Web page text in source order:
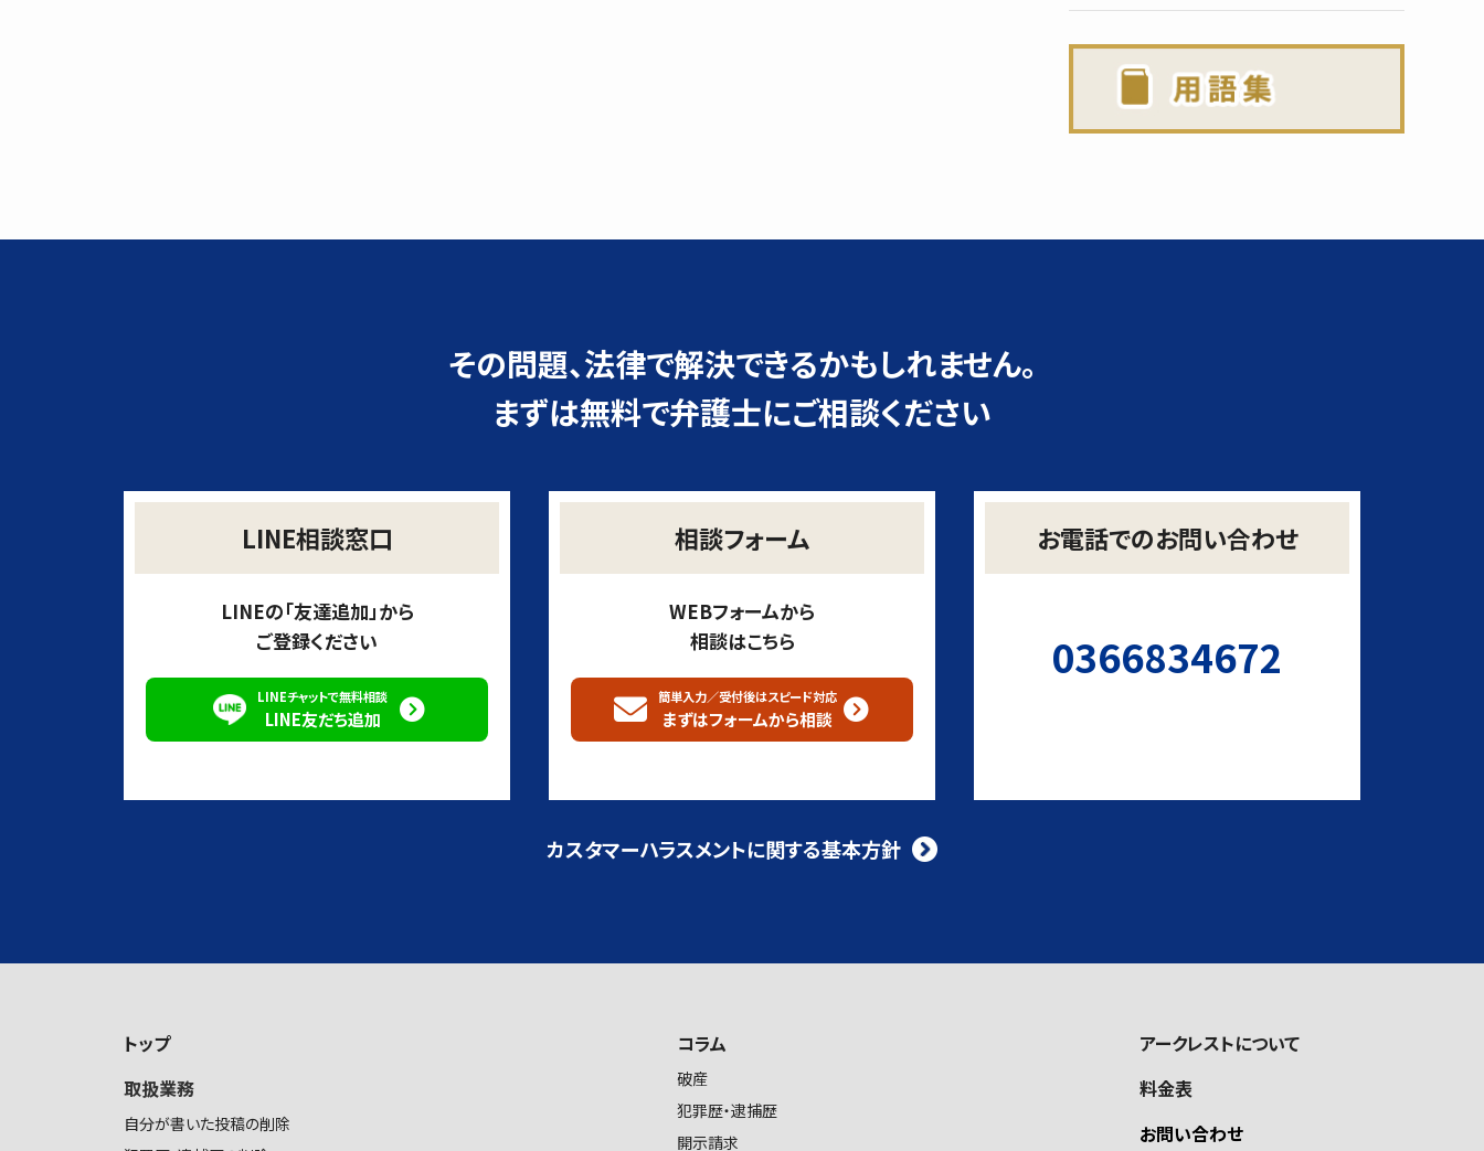
その問題、法律で解決できるかもしれません。
まずは無料で弁護士にご相談ください
LINE相談窓口
LINEの「友達追加」から
ご登録ください
LINEチャットで無料相談
LINE友だち追加
相談フォーム
WEBフォームから
相談はこちら
簡単入力／受付後はスピード対応
まずはフォームから相談
お電話でのお問い合わせ
0366834672
カスタマーハラスメントに関する基本方針
トップ
取扱業務
自分が書いた投稿の削除
コラム
破産
犯罪歴・逮捕歴
開示請求
アークレストについて
料金表
お問い合わせ